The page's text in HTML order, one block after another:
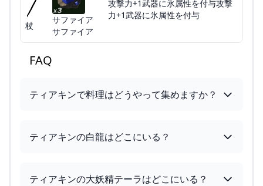
杖
サファイア
サファイア
攻撃力+1武器に氷属性を付与攻撃
力+1武器に氷属性を付与
FAQ
ティアキンで料理はどうやって集めますか？
ティアキンの白龍はどこにいる？
ティアキンの大妖精テーラはどこにいる？